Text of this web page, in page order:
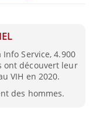
Info Service, 4.900
ont découvert leur
VIH en 2020.
des hommes.